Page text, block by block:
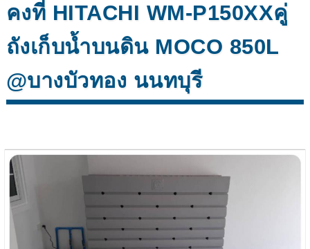
คงที่ HITACHI WM-P150XXคู่
ถังเก็บน้ำบนดิน MOCO 850L
@บางบัวทอง นนทบุรี